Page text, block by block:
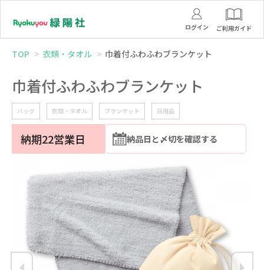
ログイン ご利用ガイド
TOP 衣類・タオル 巾着付ふわふわブランケット
巾着付ふわふわブランケット
バッグ 衣類・タオル ブランケット 日用品
納期22営業日 納品日と〆切を確認する